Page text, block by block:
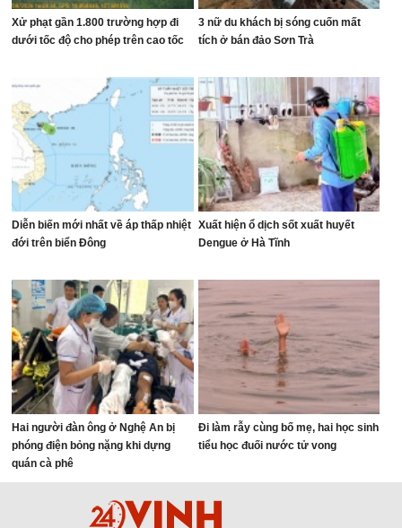
Xử phạt gần 1.800 trường hợp đi
dưới tốc độ cho phép trên cao tốc
3 nữ du khách bị sóng cuốn mất
tích ở bán đảo Sơn Trà
Diễn biến mới nhất về áp thấp nhiệt
đới trên biển Đông
Xuất hiện ổ dịch sốt xuất huyết
Dengue ở Hà Tĩnh
Hai người đàn ông ở Nghệ An bị
phóng điện bỏng nặng khi dựng
quán cà phê
Đi làm rẫy cùng bố mẹ, hai học sinh
tiểu học đuối nước tử vong